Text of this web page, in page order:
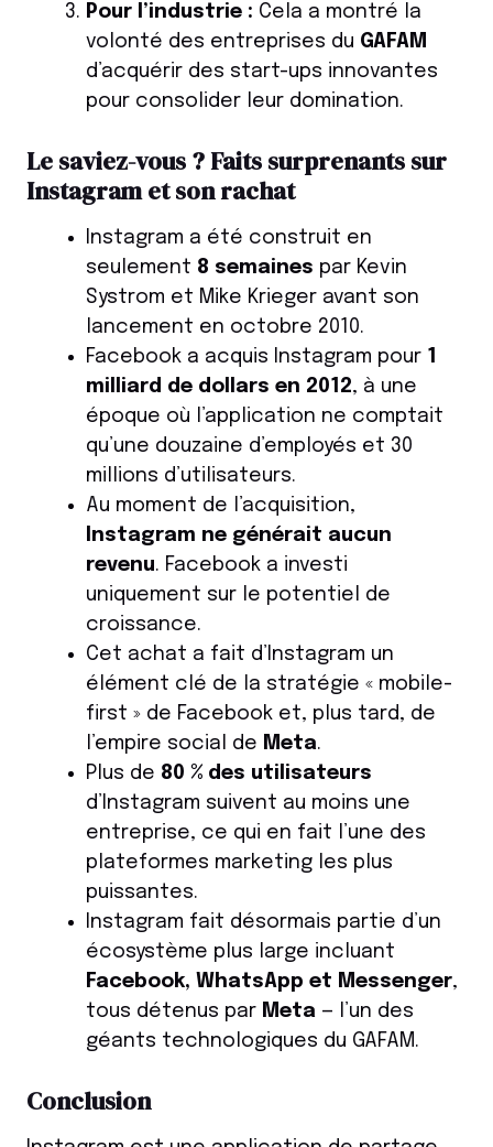
Pour l’industrie : Cela a montré la
volonté des entreprises du GAFAM
d’acquérir des start-ups innovantes
pour consolider leur domination.
Le saviez-vous ? Faits surprenants sur
Instagram et son rachat
Instagram a été construit en
seulement 8 semaines par Kevin
Systrom et Mike Krieger avant son
lancement en octobre 2010.
Facebook a acquis Instagram pour 1
milliard de dollars en 2012, à une
époque où l’application ne comptait
qu’une douzaine d’employés et 30
millions d’utilisateurs.
Au moment de l’acquisition,
Instagram ne générait aucun
revenu. Facebook a investi
uniquement sur le potentiel de
croissance.
Cet achat a fait d’Instagram un
élément clé de la stratégie « mobile-
first » de Facebook et, plus tard, de
l’empire social de Meta.
Plus de 80 % des utilisateurs
d’Instagram suivent au moins une
entreprise, ce qui en fait l’une des
plateformes marketing les plus
puissantes.
Instagram fait désormais partie d’un
écosystème plus large incluant
Facebook, WhatsApp et Messenger,
tous détenus par Meta — l’un des
géants technologiques du GAFAM.
Conclusion